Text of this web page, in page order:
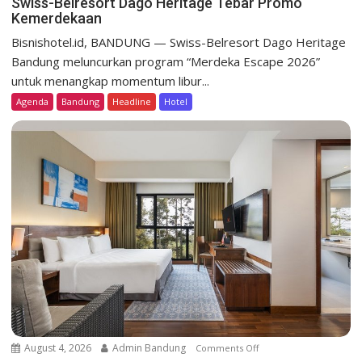
B
e
o
t
g
o
Kemerdekaan
Bisnishotel.id, BANDUNG — Swiss-Belresort Dago Heritage
Bandung meluncurkan program “Merdeka Escape 2026”
untuk menangkap momentum libur...
Agenda Bandung Headline Hotel
August 4, 2026 Admin Bandung Comments Offo